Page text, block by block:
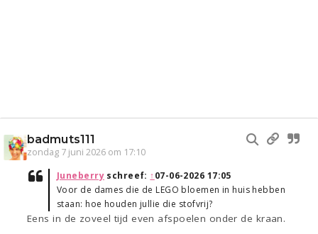
badmuts111
zondag 7 juni 2026 om 17:10
Juneberryschreef: ↑07-06-2026 17:05
Voor de dames die de LEGO bloemen in huis hebben
staan: hoe houden jullie die stofvrij?
Eens in de zoveel tijd even afspoelen onder de kraan.